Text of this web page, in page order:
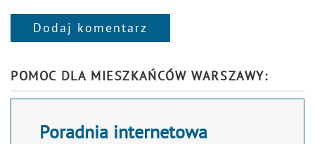
Dodaj komentarz
POMOC DLA MIESZKAŃCÓW WARSZAWY:
Poradnia internetowa